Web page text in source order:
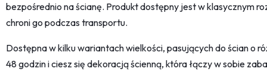
bezpośrednio na ścianę. Produkt dostępny jest w klasycznym
chroni go podczas transportu.
Dostępna w kilku wariantach wielkości, pasujących do ścian o
48 godzin i ciesz się dekoracją ścienną, która łączy w sobie